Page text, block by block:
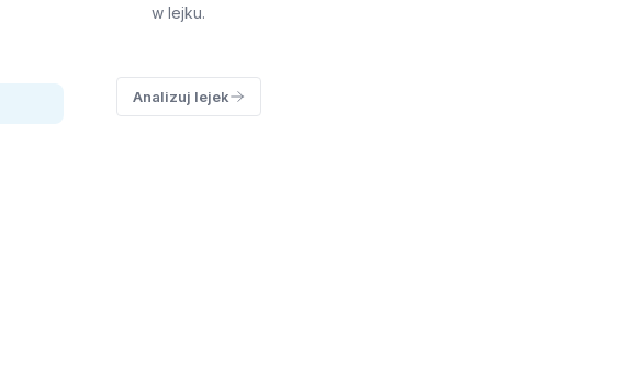
w lejku.
Analizuj lejek